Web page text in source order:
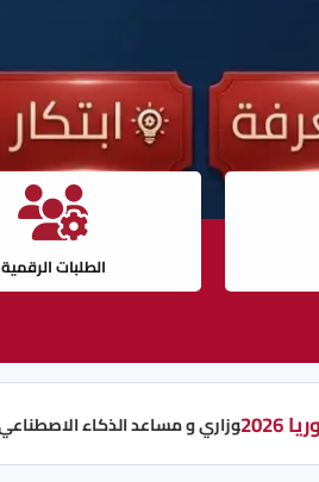
الطلبات الرقمية
2026 و مساعد الذكاء الاصطناعي للتسجيل